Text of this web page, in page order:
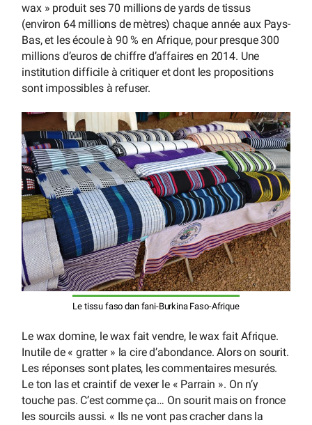
wax » produit ses 70 millions de yards de tissus
(environ 64 millions de mètres) chaque année aux Pays-
Bas, et les écoule à 90 % en Afrique, pour presque 300
millions d’euros de chiffre d’affaires en 2014. Une
institution difficile à critiquer et dont les propositions
sont impossibles à refuser.
Le tissu faso dan fani-Burkina Faso-Afrique
Le wax domine, le wax fait vendre, le wax fait Afrique.
Inutile de « gratter » la cire d’abondance. Alors on sourit.
Les réponses sont plates, les commentaires mesurés.
Le ton las et craintif de vexer le « Parrain ». On n’y
touche pas. C’est comme ça… On sourit mais on fronce
les sourcils aussi. « Ils ne vont pas cracher dans la